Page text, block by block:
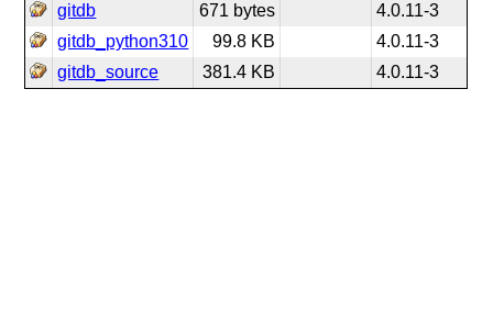
gitdb
671 bytes
4.0.11-3
gitdb_python310
99.8 KB
4.0.11-3
gitdb_source
381.4 KB 4.0.11-3